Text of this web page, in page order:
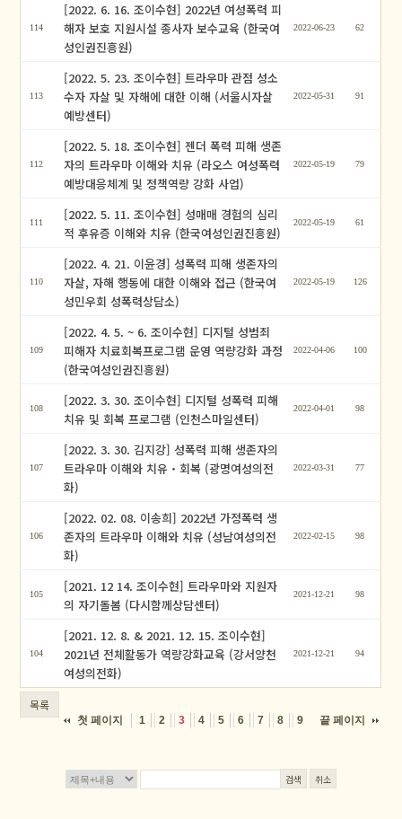
114
[2022. 6. 16. 조이수현] 2022년 여성폭력 피
해자 보호 지원시설 종사자 보수교육 (한국여
성인권진흥원)
2022-06-23 62
113
[2022. 5. 23. 조이수현] 트라우마 관점 성소
수자 자살 및 자해에 대한 이해 (서울시자살
예방센터)
2022-05-31 91
112
[2022. 5. 18. 조이수현] 젠더 폭력 피해 생존
자의 트라우마 이해와 치유 (라오스 여성폭력
예방대응체계 및 정책역량 강화 사업)
2022-05-19 79
111
[2022. 5. 11. 조이수현] 성매매 경험의 심리
적 후유증 이해와 치유 (한국여성인권진흥원)
2022-05-19 61
110
[2022. 4. 21. 이윤경] 성폭력 피해 생존자의
자살, 자해 행동에 대한 이해와 접근 (한국여
성민우회 성폭력상담소)
2022-05-19 126
109
[2022. 4. 5. ~ 6. 조이수현] 디지털 성범죄
피해자 치료회복프로그램 운영 역량강화 과정
(한국여성인권진흥원)
2022-04-06 100
108
[2022. 3. 30. 조이수현] 디지털 성폭력 피해
치유 및 회복 프로그램 (인천스마일센터)
2022-04-01 98
107
[2022. 3. 30. 김지강] 성폭력 피해 생존자의
트라우마 이해와 치유‧회복 (광명여성의전
화)
2022-03-31 77
106
[2022. 02. 08. 이송희] 2022년 가정폭력 생
존자의 트라우마 이해와 치유 (성남여성의전
화)
2022-02-15 98
105
[2021. 12 14. 조이수현] 트라우마와 지원자
의 자기돌봄 (다시함께상담센터)
2021-12-21 98
104
[2021. 12. 8. & 2021. 12. 15. 조이수현]
2021년 전체활동가 역량강화교육 (강서양천
여성의전화)
2021-12-21 94
목록
첫 페이지 1 2 3 4 5 6 7 8 9 끝 페이지
검색 취소